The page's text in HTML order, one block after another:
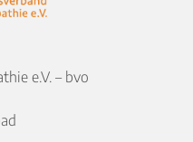
e.V. – bvo